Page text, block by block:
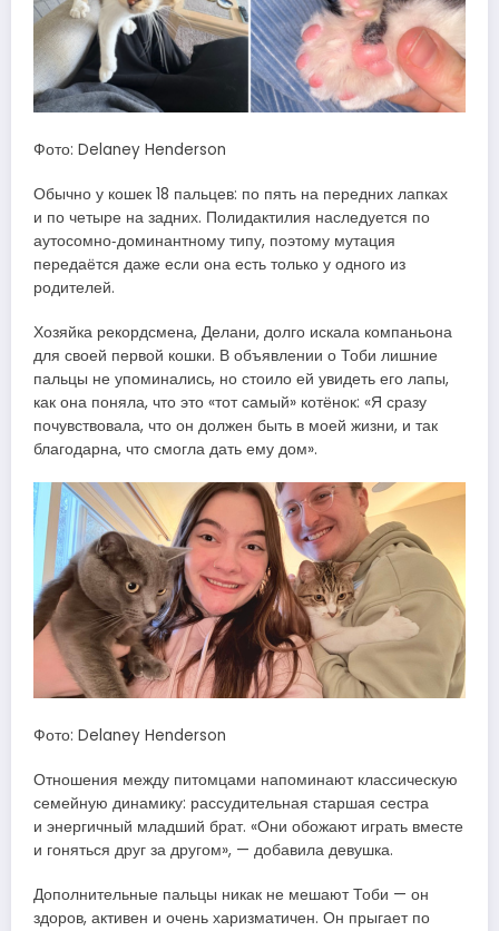
Фото: Delaney Henderson
Обычно у кошек 18 пальцев: по пять на передних лапках
и по четыре на задних. Полидактилия наследуется по
аутосомно‑доминантному типу, поэтому мутация
передаётся даже если она есть только у одного из
родителей.
Хозяйка рекордсмена, Делани, долго искала компаньона
для своей первой кошки. В объявлении о Тоби лишние
пальцы не упоминались, но стоило ей увидеть его лапы,
как она поняла, что это «тот самый» котёнок: «Я сразу
почувствовала, что он должен быть в моей жизни, и так
благодарна, что смогла дать ему дом».
Фото: Delaney Henderson
Отношения между питомцами напоминают классическую
семейную динамику: рассудительная старшая сестра
и энергичный младший брат. «Они обожают играть вместе
и гоняться друг за другом», — добавила девушка.
Дополнительные пальцы никак не мешают Тоби — он
здоров, активен и очень харизматичен. Он прыгает по